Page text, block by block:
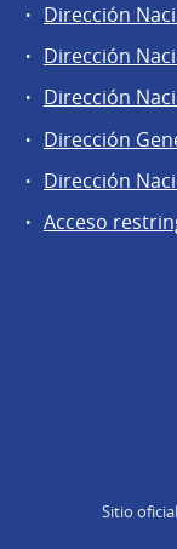
Áreas
de
la
Dirección
General
de
Secretaría
Dirección
Dirección
Dirección
Dirección
Dirección
Acceso
Sitio